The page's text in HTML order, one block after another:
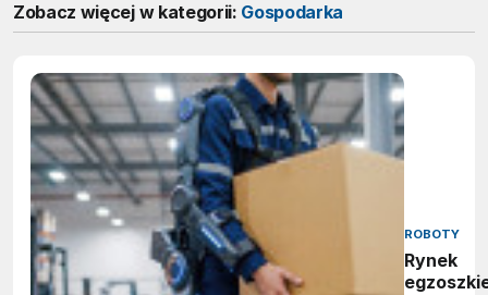
Zobacz więcej w kategorii: Gospodarka
ROBOTY
Rynek